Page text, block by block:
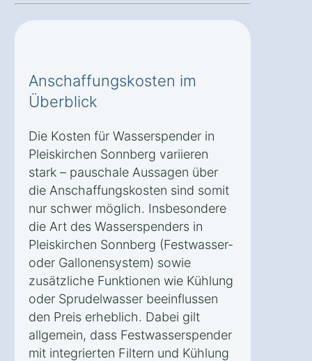
Anschaffungskosten im
Überblick
Die Kosten für Wasserspender in
Pleiskirchen Sonnberg variieren
stark – pauschale Aussagen über
die Anschaffungskosten sind somit
nur schwer möglich. Insbesondere
die Art des Wasserspenders in
Pleiskirchen Sonnberg (Festwasser-
oder Gallonensystem) sowie
zusätzliche Funktionen wie Kühlung
oder Sprudelwasser beeinflussen
den Preis erheblich. Dabei gilt
allgemein, dass Festwasserspender
mit integrierten Filtern und Kühlung